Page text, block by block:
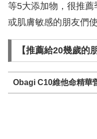
等5大添加物，很推薦
或肌膚敏感的朋友們
【推薦給20幾歲的
Obagi C10維他命精華